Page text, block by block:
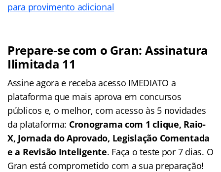
para provimento adicional
Prepare-se com o Gran: Assinatura
Ilimitada 11
Assine agora e receba acesso IMEDIATO a
plataforma que mais aprova em concursos
públicos e, o melhor, com acesso às 5 novidades
da plataforma: Cronograma com 1 clique, Raio-
X, Jornada do Aprovado, Legislação Comentada
e a Revisão Inteligente. Faça o teste por 7 dias. O
Gran está comprometido com a sua preparação!